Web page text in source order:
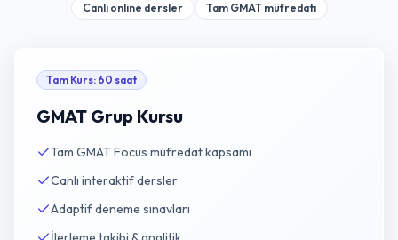
Canlı online dersler
Tam GMAT müfredatı
Tam Kurs: 60 saat
GMAT Grup Kursu
Tam GMAT Focus müfredat kapsamı
Canlı interaktif dersler
Adaptif deneme sınavları